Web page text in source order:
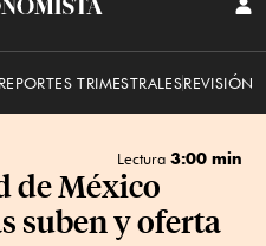
El
REPORTES TRIMESTRALESREVISIÓN
Lectura 3:00 min
de México
suben y oferta